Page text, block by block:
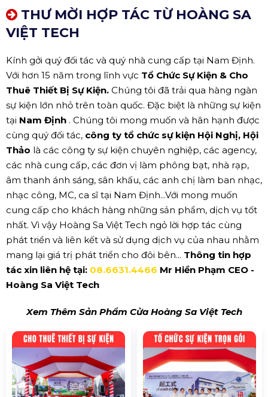
THƯ MỜI HỢP TÁC TỪ HOÀNG SA
VIỆT TECH
Kính gởi quý đối tác và quý nhà cung cấp tại Nam Định.
Với hơn 15 năm trong lĩnh vực Tổ Chức Sự Kiện & Cho
Thuê Thiết Bị Sự Kiện. Chúng tôi đã trải qua hàng ngàn
sự kiện lớn nhỏ trên toàn quốc. Đặc biệt là những sự kiện
tại Nam Định . Chúng tôi mong muốn và hân hạnh được
cùng quý đối tác, công ty tổ chức sự kiện Hội Nghị, Hội
Thảo là các công ty sự kiện chuyên nghiệp, các agency,
các nhà cung cấp, các đơn vị làm phông bạt, nhà rạp,
âm thanh ánh sáng, sân khấu, các anh chị làm ban nhạc,
nhạc công, MC, ca sĩ tại Nam Định...Với mong muốn
cung cấp cho khách hàng những sản phẩm, dịch vụ tốt
nhất. Vì vậy Hoàng Sa Việt Tech ngỏ lời hợp tác cùng
phát triển và liên kết và sử dụng dịch vụ của nhau nhằm
mang lại giá trị phát triển cho đôi bên... Thông tin hợp
tác xin liên hệ tại: 08.6631.4466 Mr Hiền Phạm CEO -
Hoàng Sa Việt Tech
Xem Thêm Sản Phẩm Cửa Hoàng Sa Việt Tech